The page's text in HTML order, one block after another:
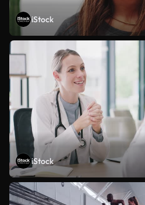
iStock
iStock